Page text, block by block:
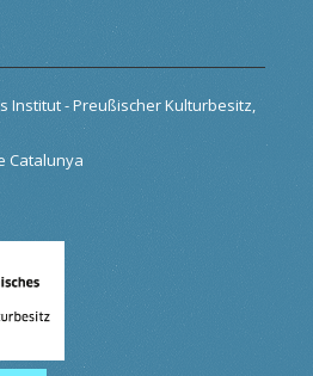
Institut - Preußischer Kulturbesitz,
Catalunya